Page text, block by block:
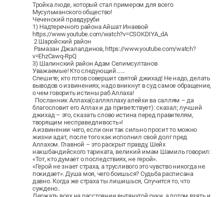
Тройка люде, который стал примером для всего
Мусульманского общество!
Чеченский правдуруби
1) Надтеречного района Айшат Инаевой
https://www.youtube.com/watch?v=CSOKDIYA_dA
2 Шаройский район
Рамазан Джалалдинов, https://www.youtube.com/watch?
v=EhzCawq-RpQ
3) Шалинский район Адам Селимсултанов
Уважаемые! Кто следующий……
Спешите; кто готов совершит святой джихад! Не надо, делать
выводов о извинениях, надо вникнут в суд самое обращение,
о чем говорить истины раб Аллаха!
Посланник Аллаха(салляллаху алейхи ва саллям – да
благословит его Аллах и да приветствует): сказал; лучший
джихад – это, сказать слово истина перед правителям,
творящим несправедливость»!
А извинении чего, если они так сильно просит то можно
жизни адат, после того как исполнил свой долг пред
Аллахом. Главной – это раскрыт правду, Шейх
накшбандийского тариката, великий имам Шамиль говорил:
«Тот, кто думает о последствиях, не герой».
«Герой не знает страха, а трусливого это чувство никогда не
покидает». Душа моя, чего боишься? Судьба расписана
давно. Когда же страха ты лишишься, Случится то, что
суждено..